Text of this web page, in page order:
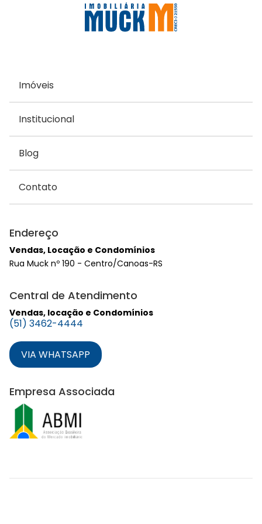
Imóveis
Institucional
Blog
Contato
Endereço
Vendas, Locação e Condomínios
Rua Muck nº 190 - Centro/Canoas-RS
Central de Atendimento
Vendas, locação e Condomínios
(51) 3462-4444
VIA WHATSAPP
Empresa Associada